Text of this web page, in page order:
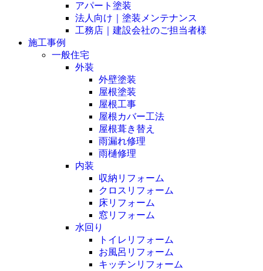
アパート塗装
法人向け｜塗装メンテナンス
工務店｜建設会社のご担当者様
施工事例
一般住宅
外装
外壁塗装
屋根塗装
屋根工事
屋根カバー工法
屋根葺き替え
雨漏れ修理
雨樋修理
内装
収納リフォーム
クロスリフォーム
床リフォーム
窓リフォーム
水回り
トイレリフォーム
お風呂リフォーム
キッチンリフォーム